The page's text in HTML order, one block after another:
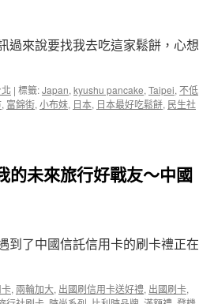
過來說要找我去吃這家鬆餅，心想
| 標籤:Japan, kyushu pancake, Taipei, 不低
, 富錦街, 小布妹, 日本, 日本最好吃鬆餅, 民生社
的未來旅行好戰友～中國
到了中國信託信用卡的刷卡禮正在
, 兩輪加大, 出國刷信用卡送好禮, 出國刷卡,